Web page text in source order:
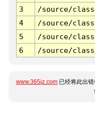
3 /source/
4
/source/
5
/source/
6
/source/
www.365jz.com 已经将此出